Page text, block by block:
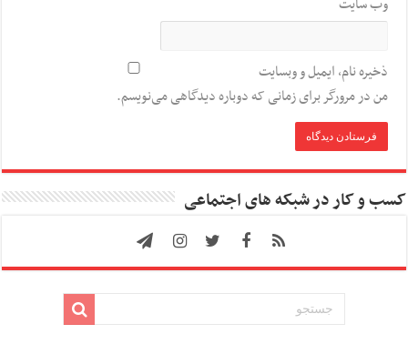
ذخیره نام، ایمیل و وبسایت
من در مرورگر برای زمانی که دوباره دیدگاهی می‌نویسم.
کسب و کار در شبکه های اجتماعی